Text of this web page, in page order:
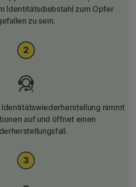
Identitätsdiebstahl zum Opfer
zu sein.
Identitätswiederherstellung nimmt
auf und öffnet einen